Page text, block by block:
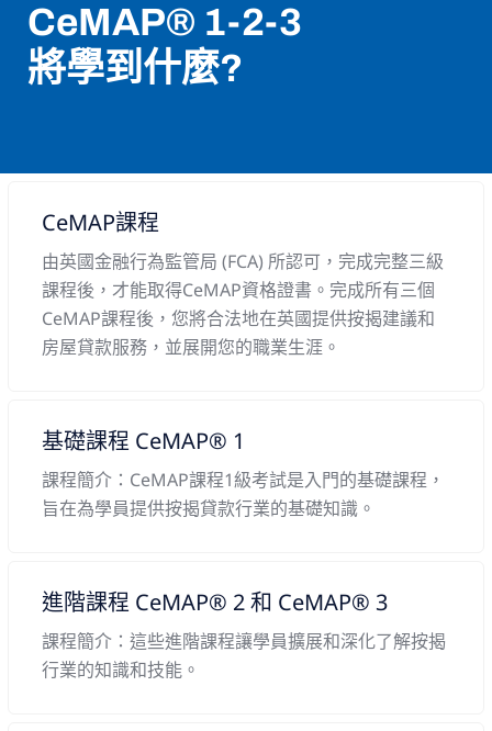
CeMAP® 1-2-3
將學到什麼?
CeMAP課程
由英國金融行為監管局 (FCA) 所認可，完成完整三級
課程後，才能取得CeMAP資格證書。完成所有三個
CeMAP課程後，您將合法地在英國提供按揭建議和
房屋貸款服務，並展開您的職業生涯。
基礎課程 CeMAP® 1
課程簡介：CeMAP課程1級考試是入門的基礎課程，
旨在為學員提供按揭貸款行業的基礎知識。
進階課程 CeMAP® 2 和 CeMAP® 3
課程簡介：這些進階課程讓學員擴展和深化了解按揭
行業的知識和技能。